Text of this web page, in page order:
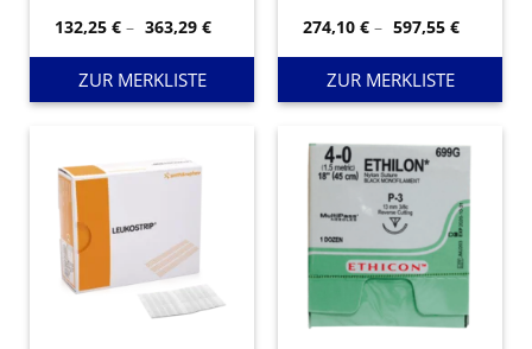
Haftkraft.
132,25€ – 363,29€Preisspanne:
bis
ZUR MERKLISTE
274,10€ – 597,55€
bis
ZUR MERKLISTE